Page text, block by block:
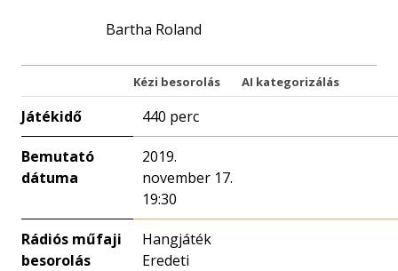
Bartha Roland
Kézi besorolás AI kategorizálás
Játékidő 440 perc
Bemutató
dátuma
2019.
november 17.
19:30
Rádiós műfaji
besorolás
Hangjáték
Eredeti